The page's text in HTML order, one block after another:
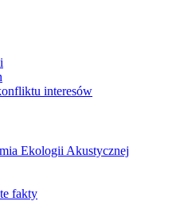
interesów
Ekologii Akustycznej
fakty